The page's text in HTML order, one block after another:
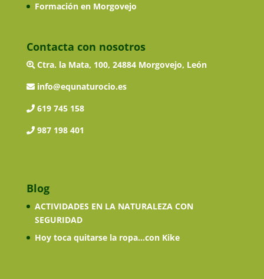
Formación en Morgovejo
Contacta con nosotros
Ctra. la Mata, 100, 24884 Morgovejo, León
info@equnaturocio.es
619 745 158
987 198 401
Blog
ACTIVIDADES EN LA NATURALEZA CON
SEGURIDAD
Hoy toca quitarse la ropa…con Kike